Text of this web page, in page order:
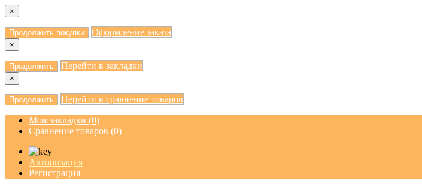
×
Продолжить покупки Оформление заказа
×
Продолжить Перейти в закладки
×
Продолжить Перейти в сравнение товаров
Мои закладки (0)
Сравнение товаров (0)
Авторизация
Регистрация